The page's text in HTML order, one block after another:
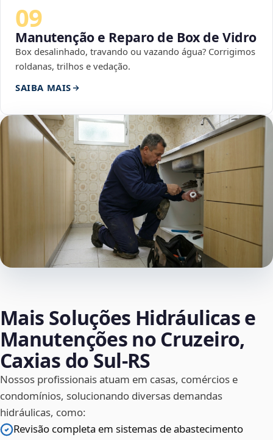
09
Manutenção e Reparo de Box de Vidro
Box desalinhado, travando ou vazando água? Corrigimos
roldanas, trilhos e vedação.
SAIBA MAIS
Mais Soluções Hidráulicas e
Manutenções no Cruzeiro,
Caxias do Sul‑RS
Nossos profissionais atuam em casas, comércios e
condomínios, solucionando diversas demandas
hidráulicas, como:
Revisão completa em sistemas de abastecimento